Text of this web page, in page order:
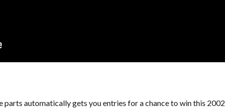
parts automatically gets you entries for a chance to win this 2002